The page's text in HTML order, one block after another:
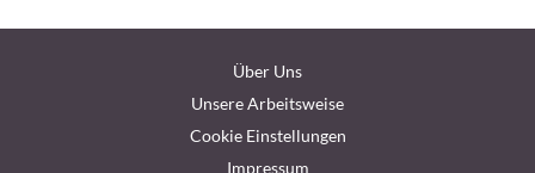
Über Uns
Unsere Arbeitsweise
Cookie Einstellungen
Impressum